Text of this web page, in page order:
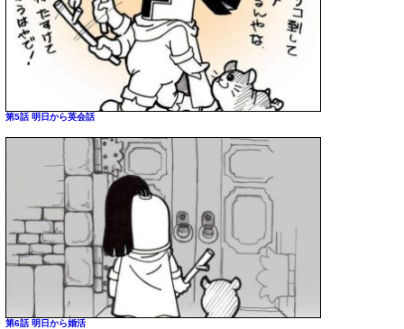
第5話 明日から英会話
第6話 明日から婚活